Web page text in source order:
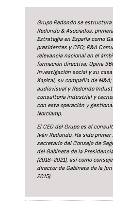
Grupo Redondo se
Redondo & Asociados,
Estrategia en España como
presidentes y CEO; R&A
relevancia nacional en el
formación directiva; Opina
investigación social y su
Kapital, su compañía de
audiovisual y Redondo
consultoría industrial y
con esta operación y
Norclamp.
El CEO del Grupo es el
Iván Redondo. Ha sido
secretario del Consejo de
del Gabinete de la
(2018-2021), así como
director de Gabinete de la
2015).